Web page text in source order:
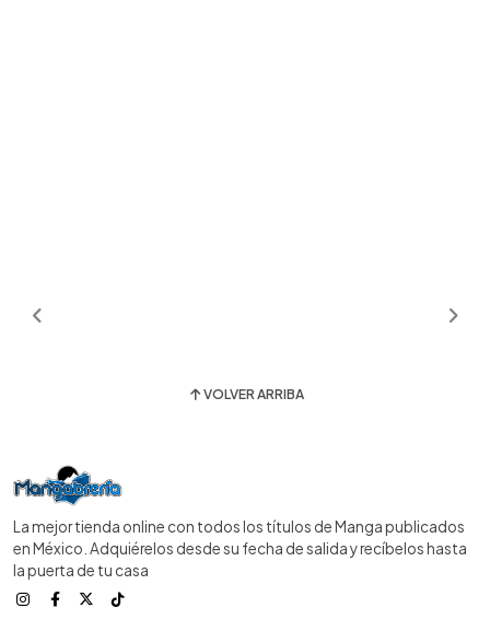
VOLVER ARRIBA
La mejor tienda online con todos los títulos de Manga publicados
en México. Adquiérelos desde su fecha de salida y recíbelos hasta
la puerta de tu casa